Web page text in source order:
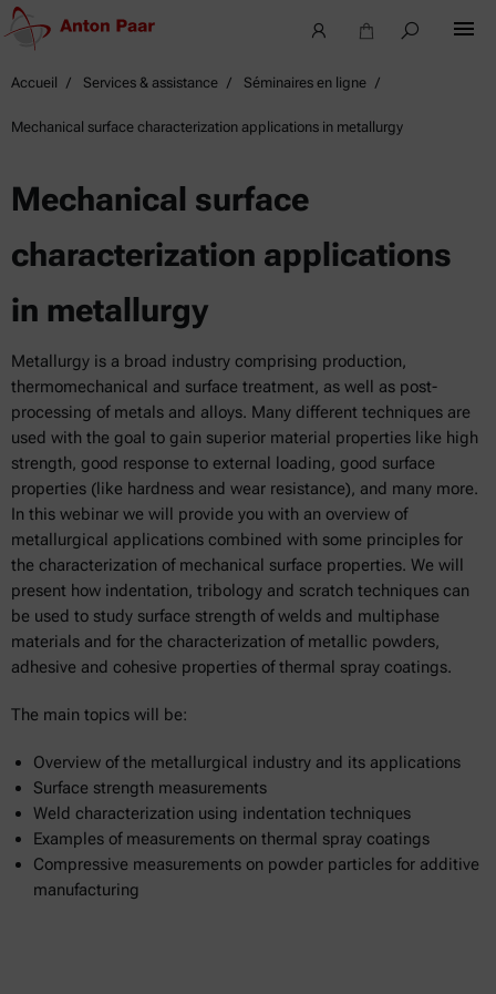
Accueil Services & assistance Séminaires en ligne
Mechanical surface characterization applications in metallurgy
Mechanical surface
characterization applications
in metallurgy
Metallurgy is a broad industry comprising production,
thermomechanical and surface treatment, as well as post-
processing of metals and alloys. Many different techniques are
used with the goal to gain superior material properties like high
strength, good response to external loading, good surface
properties (like hardness and wear resistance), and many more.
In this webinar we will provide you with an overview of
metallurgical applications combined with some principles for
the characterization of mechanical surface properties. We will
present how indentation, tribology and scratch techniques can
be used to study surface strength of welds and multiphase
materials and for the characterization of metallic powders,
adhesive and cohesive properties of thermal spray coatings.
The main topics will be:
Overview of the metallurgical industry and its applications
Surface strength measurements
Weld characterization using indentation techniques
Examples of measurements on thermal spray coatings
Compressive measurements on powder particles for additive
manufacturing